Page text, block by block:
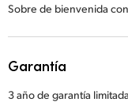
Sobre de bienvenida
Garantía
3 año de garantía